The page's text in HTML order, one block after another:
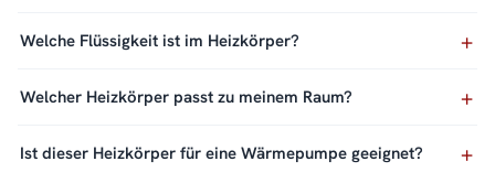
Welche Flüssigkeit ist im Heizkörper?
Welcher Heizkörper passt zu meinem Raum?
Ist dieser Heizkörper für eine Wärmepumpe geeignet?